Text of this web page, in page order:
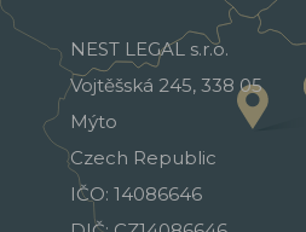
NEST LEGAL s.r.o.
Vojtěšská 245, 338 05
Mýto
Czech Republic
IČO: 14086646